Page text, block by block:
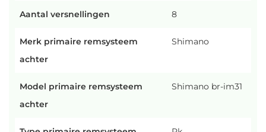
Aantal versnellingen 8
Merk primaire remsysteem
achter
Shimano
Model primaire remsysteem
achter
Shimano br-im31